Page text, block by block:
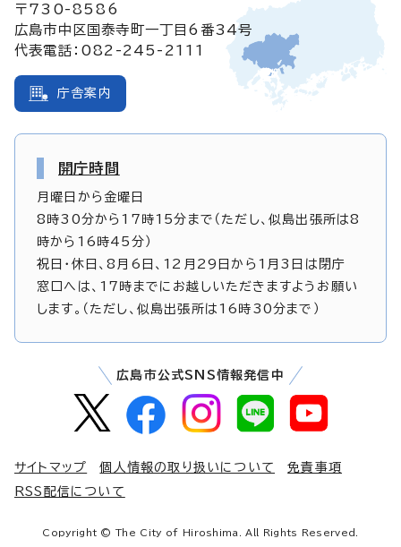
〒730-8586
広島市中区国泰寺町一丁目6番34号
代表電話：082-245-2111
庁舎案内
開庁時間
月曜日から金曜日
8時30分から17時15分まで（ただし、似島出張所は8
時から16時45分）
祝日・休日、8月6日、12月29日から1月3日は閉庁
窓口へは、17時までにお越しいただきますようお願い
します。（ただし、似島出張所は16時30分まで）
広島市公式SNS情報発信中
サイトマップ 個人情報の取り扱いについて
免責事項
RSS配信について
Copyright © The City of Hiroshima. All Rights Reserved.